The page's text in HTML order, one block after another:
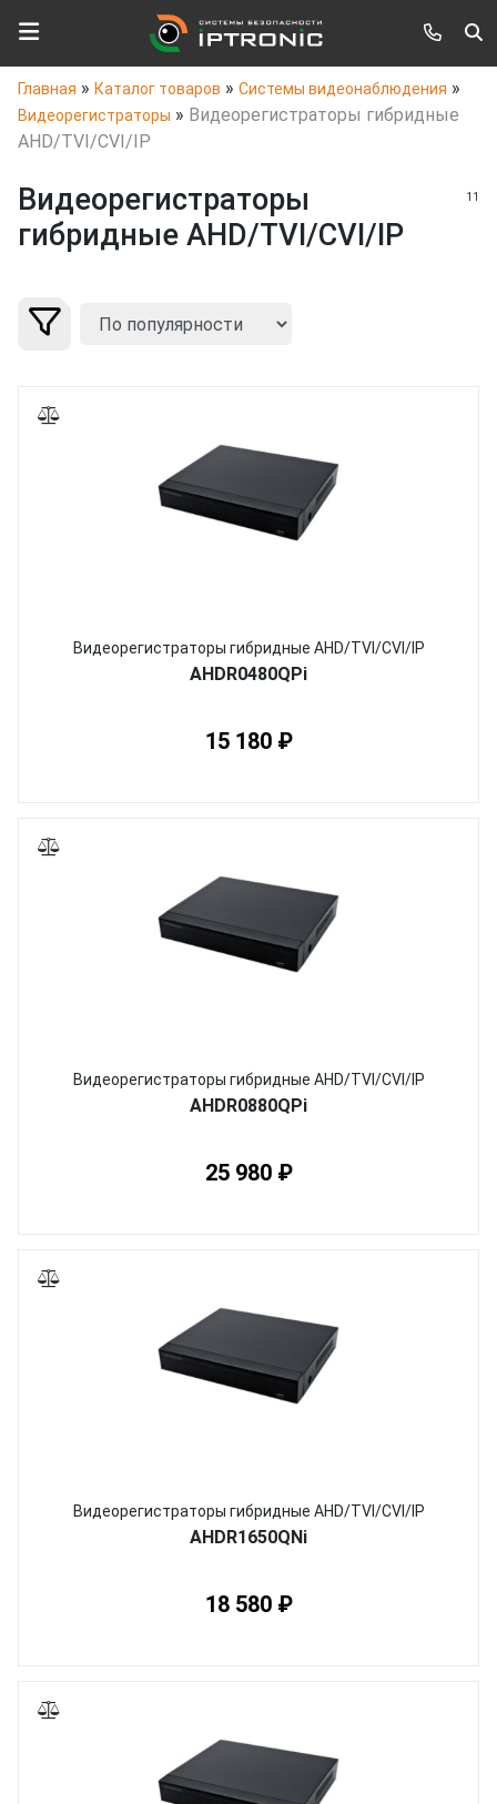
Главная » Каталог товаров » Системы видеонаблюдения »
Видеорегистраторы » Видеорегистраторы гибридные
AHD/TVI/CVI/IP
Видеорегистраторы
гибридные AHD/TVI/CVI/IP
11
Видеорегистраторы гибридные AHD/TVI/CVI/IP
AHDR0480QPi
15 180 ₽
Видеорегистраторы гибридные AHD/TVI/CVI/IP
AHDR0880QPi
25 980 ₽
Видеорегистраторы гибридные AHD/TVI/CVI/IP
AHDR1650QNi
18 580 ₽